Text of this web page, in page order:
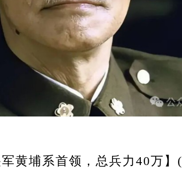
黄埔系首领，总兵力40万】